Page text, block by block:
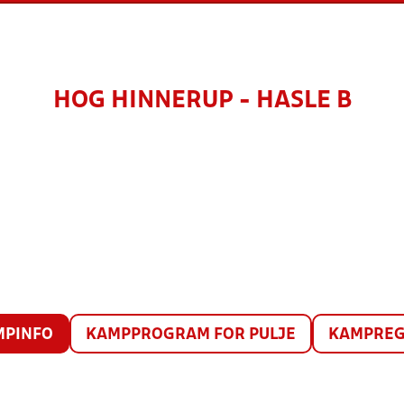
HOG HINNERUP - HASLE B
KAMPPROGRAM FOR PULJE